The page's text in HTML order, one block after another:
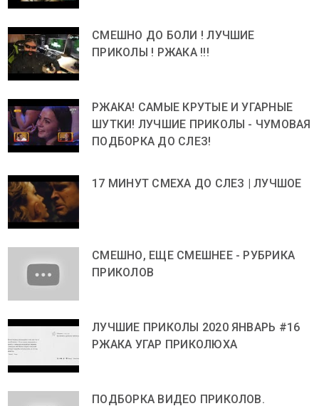
СМЕШНО ДО БОЛИ ! ЛУЧШИЕ
ПРИКОЛЫ ! РЖАКА !!!
РЖАКА! САМЫЕ КРУТЫЕ И УГАРНЫЕ
ШУТКИ! ЛУЧШИЕ ПРИКОЛЫ - ЧУМОВАЯ
ПОДБОРКА ДО СЛЕЗ!
17 МИНУТ СМЕХА ДО СЛЕЗ | ЛУЧШОЕ
СМЕШНО, ЕЩЕ СМЕШНЕЕ - РУБРИКА
ПРИКОЛОВ
ЛУЧШИЕ ПРИКОЛЫ 2020 ЯНВАРЬ #16
РЖАКА УГАР ПРИКОЛЮХА
ПОДБОРКА ВИДЕО ПРИКОЛОВ.